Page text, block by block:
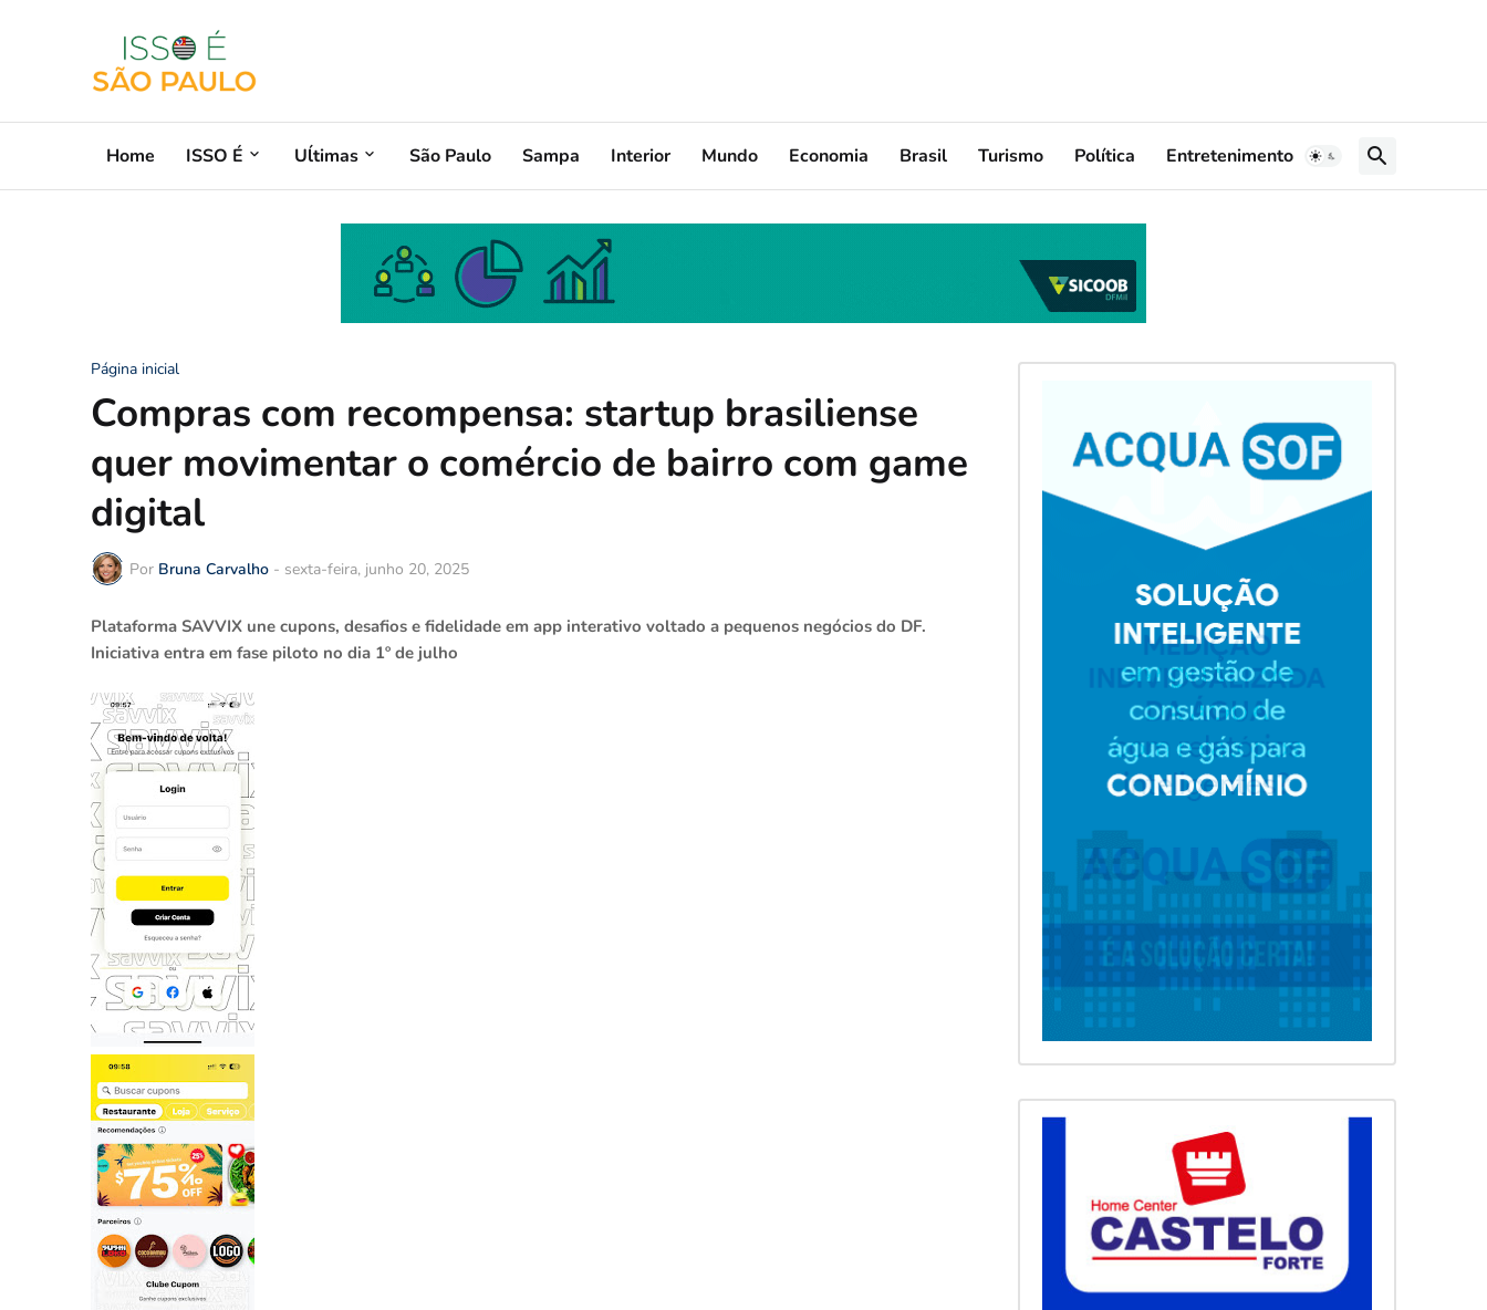
Home ISSO É Uĺtimas São Paulo Sampa Interior Mundo Economia Brasil Turismo Política Entretenimento
Página inicial
Compras com recompensa: startup brasiliense
quer movimentar o comércio de bairro com game
digital
Por Bruna Carvalho - sexta-feira, junho 20, 2025
Plataforma SAVVIX une cupons, desafios e fidelidade em app interativo voltado a pequenos negócios do DF.
Iniciativa entra em fase piloto no dia 1º de julho